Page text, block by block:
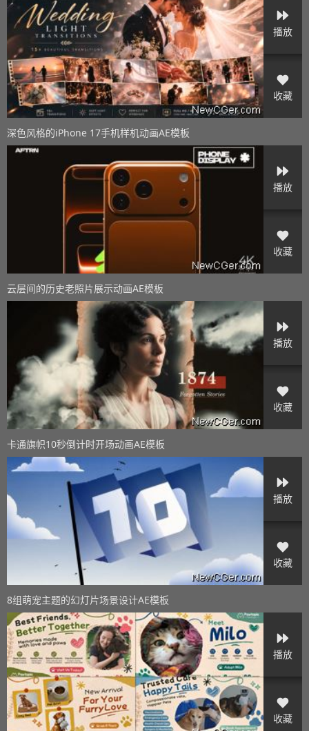
播放
收藏
深色风格的iPhone 17手机样机动画AE模板
播放
收藏
云层间的历史老照片展示动画AE模板
播放
收藏
卡通旗帜10秒倒计时开场动画AE模板
播放
收藏
8组萌宠主题的幻灯片场景设计AE模板
播放
收藏